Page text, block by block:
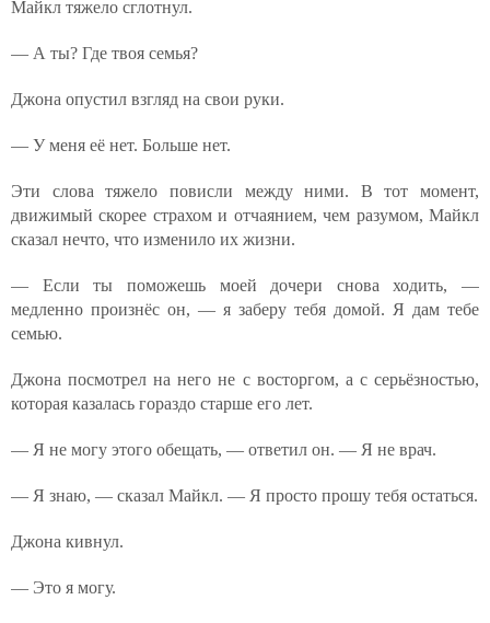
Майкл тяжело сглотнул.
— А ты? Где твоя семья?
Джона опустил взгляд на свои руки.
— У меня её нет. Больше нет.
Эти слова тяжело повисли между ними. В тот момент,
движимый скорее страхом и отчаянием, чем разумом, Майкл
сказал нечто, что изменило их жизни.
— Если ты поможешь моей дочери снова ходить, —
медленно произнёс он, — я заберу тебя домой. Я дам тебе
семью.
Джона посмотрел на него не с восторгом, а с серьёзностью,
которая казалась гораздо старше его лет.
— Я не могу этого обещать, — ответил он. — Я не врач.
— Я знаю, — сказал Майкл. — Я просто прошу тебя остаться.
Джона кивнул.
— Это я могу.